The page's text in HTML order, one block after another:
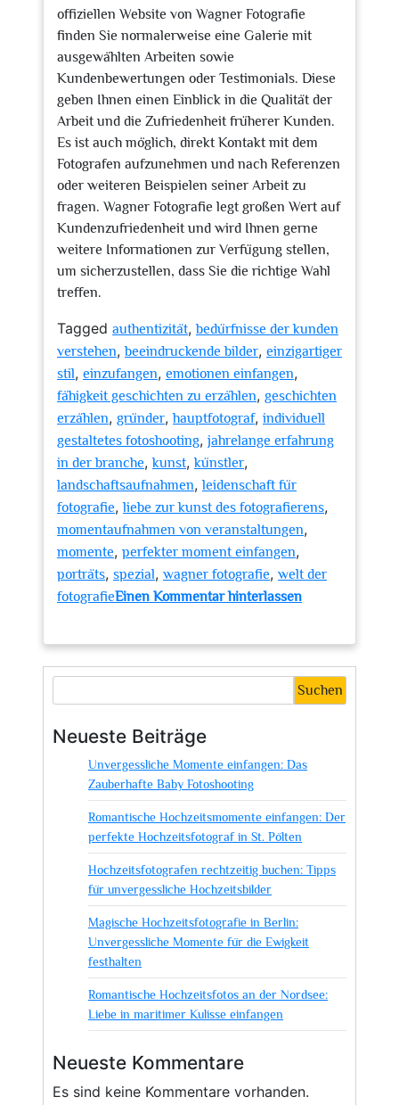
offiziellen Website von Wagner Fotografie
finden Sie normalerweise eine Galerie mit
ausgewählten Arbeiten sowie
Kundenbewertungen oder Testimonials. Diese
geben Ihnen einen Einblick in die Qualität der
Arbeit und die Zufriedenheit früherer Kunden.
Es ist auch möglich, direkt Kontakt mit dem
Fotografen aufzunehmen und nach Referenzen
oder weiteren Beispielen seiner Arbeit zu
fragen. Wagner Fotografie legt großen Wert auf
Kundenzufriedenheit und wird Ihnen gerne
weitere Informationen zur Verfügung stellen,
um sicherzustellen, dass Sie die richtige Wahl
treffen.
Tagged authentizität,bedürfnisse der kunden
verstehen,beeindruckende bilder, einzigartiger
stil, einzufangen, emotionen einfangen,
fähigkeit geschichten zu erzählen, geschichten
erzählen, gründer,hauptfotograf, individuell
gestaltetes fotoshooting, jahrelange erfahrung
in der branche,kunst,künstler,
landschaftsaufnahmen,leidenschaft für
fotografie,liebe zur kunst des fotografierens,
momentaufnahmen von veranstaltungen,
momente, perfekter moment einfangen,
porträts, spezial, wagner fotografie, welt der
fotografieEinen Kommentar hinterlassen
Kunstvolle
Momente
Bildern
festgehalten
Suchen
Neueste Beiträge
Unvergessliche Momente einfangen: Das
Zauberhafte Baby Fotoshooting
Romantische Hochzeitsmomente einfangen: Der
perfekte Hochzeitsfotograf in St. Pölten
Hochzeitsfotografen rechtzeitig buchen: Tipps
für unvergessliche Hochzeitsbilder
Magische Hochzeitsfotografie in Berlin:
Unvergessliche Momente für die Ewigkeit
festhalten
Romantische Hochzeitsfotos an der Nordsee:
Liebe in maritimer Kulisse einfangen
Neueste Kommentare
Es sind keine Kommentare vorhanden.